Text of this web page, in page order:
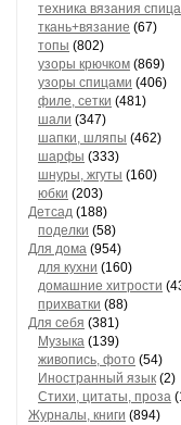
техника вязания
ткань+вязание (67)
топы (802)
узоры крючком (869)
узоры спицами (406)
филе, сетки (481)
шали (347)
шапки, шляпы (462)
шарфы (333)
шнуры, жгуты (160)
юбки (203)
Детсад (188)
поделки (58)
Для дома (954)
для кухни (160)
домашние хитрости
прихватки (88)
Для себя (381)
Музыка (139)
живопись, фото (54)
Иностранный язык (2)
Стихи, цитаты, проза
Журналы, книги (894)